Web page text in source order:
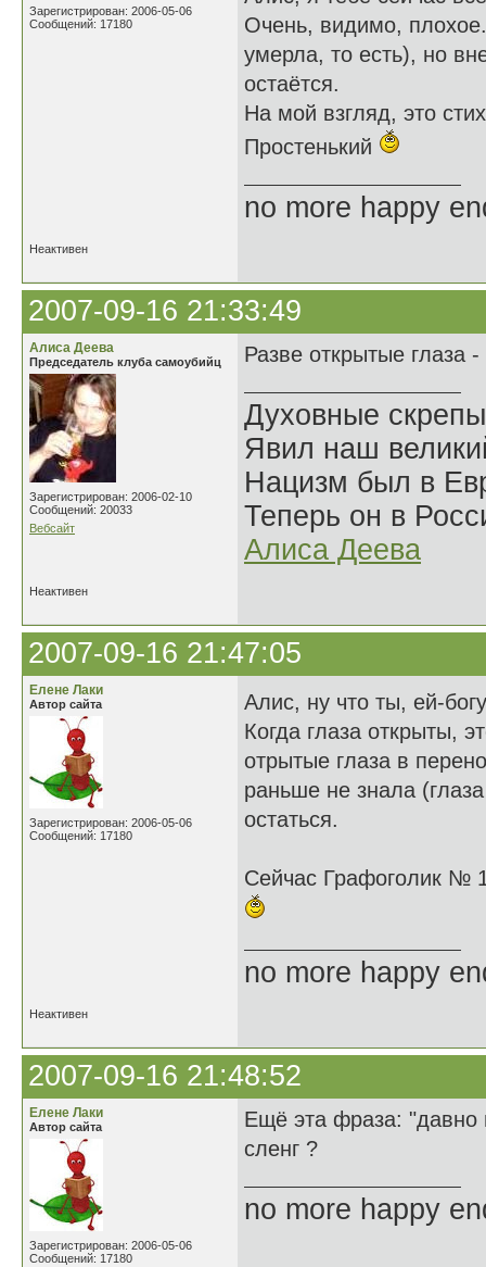
Зарегистрирован: 2006-05-06
Сообщений: 17180
Очень, видимо,
умерла, то есть), но
остаётся.
На мой взгляд, это
Простенький
no more happy
Неактивен
2007-09-16 21:33:49
Алиса Деева
Председатель клуба самоубийц
Зарегистрирован: 2006-02-10
Сообщений: 20033
Вебсайт
Разве открытые глаза
Духовные
Явил наш
Нацизм был в
Теперь он в
Алиса Деева
Неактивен
2007-09-16 21:47:05
Елене Лаки
Автор сайта
Зарегистрирован: 2006-05-06
Сообщений: 17180
Алис, ну что ты, ей-
Когда глаза открыты,
отрытые глаза в
раньше не знала
остаться.
Сейчас Графоголик №
no more happy
Неактивен
2007-09-16 21:48:52
Елене Лаки
Автор сайта
Зарегистрирован: 2006-05-06
Сообщений: 17180
Ещё эта фраза: "давно
сленг ?
no more happy